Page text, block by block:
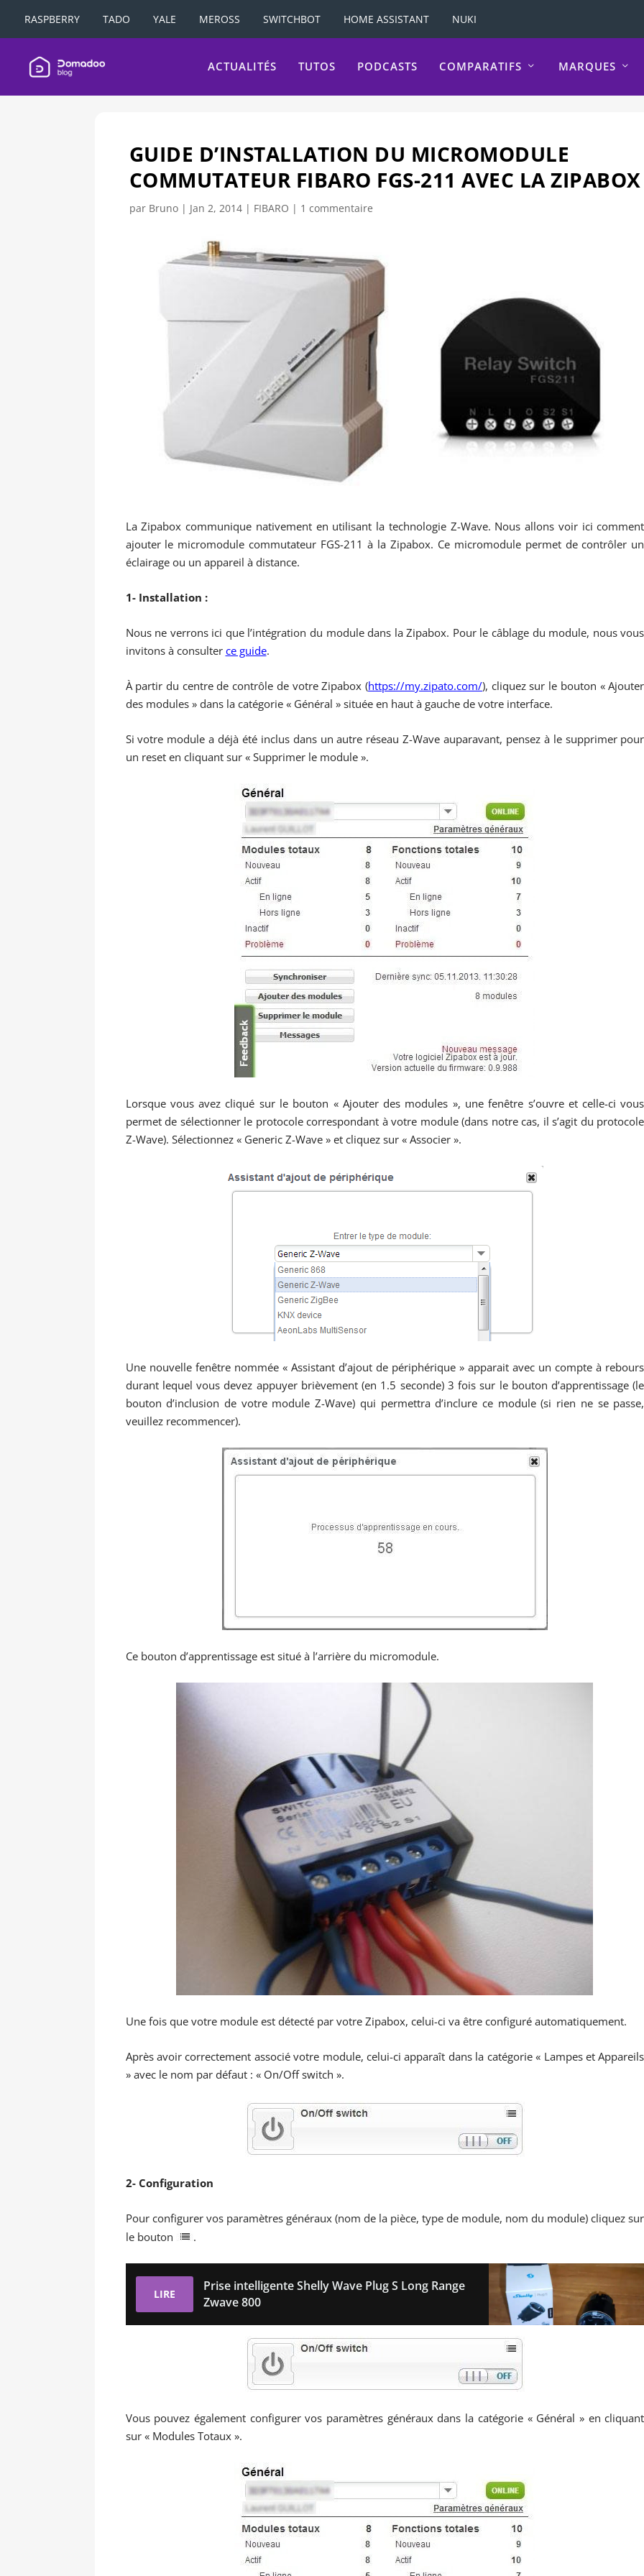
RASPBERRY TADO YALE MEROSS SWITCHBOT HOME ASSISTANT NUKI
ACTUALITÉS TUTOS PODCASTS COMPARATIFS MARQUES
GUIDE D’INSTALLATION DU MICROMODULE
COMMUTATEUR FIBARO FGS-211 AVEC LA ZIPABOX
par Bruno| Jan 2, 2014| FIBARO | 1 commentaire
La Zipabox communique nativement en utilisant la technologie Z-Wave. Nous allons voir ici comment
ajouter le micromodule commutateur FGS-211 à la Zipabox. Ce micromodule permet de contrôler un
éclairage ou un appareil à distance.
1- Installation :
Nous ne verrons ici que l’intégration du module dans la Zipabox. Pour le câblage du module, nous vous
invitons à consulter ce guide.
À partir du centre de contrôle de votre Zipabox (https://my.zipato.com/), cliquez sur le bouton « Ajouter
des modules » dans la catégorie « Général » située en haut à gauche de votre interface.
Si votre module a déjà été inclus dans un autre réseau Z-Wave auparavant, pensez à le supprimer pour
un reset en cliquant sur « Supprimer le module ».
Lorsque vous avez cliqué sur le bouton « Ajouter des modules », une fenêtre s’ouvre et celle-ci vous
permet de sélectionner le protocole correspondant à votre module (dans notre cas, il s’agit du protocole
Z-Wave). Sélectionnez « Generic Z-Wave » et cliquez sur « Associer ».
Une nouvelle fenêtre nommée « Assistant d’ajout de périphérique » apparait avec un compte à rebours
durant lequel vous devez appuyer brièvement (en 1.5 seconde) 3 fois sur le bouton d’apprentissage (le
bouton d’inclusion de votre module Z-Wave) qui permettra d’inclure ce module (si rien ne se passe,
veuillez recommencer).
Ce bouton d’apprentissage est situé à l’arrière du micromodule.
Une fois que votre module est détecté par votre Zipabox, celui-ci va être configuré automatiquement.
Après avoir correctement associé votre module, celui-ci apparaît dans la catégorie « Lampes et Appareils
» avec le nom par défaut : « On/Off switch ».
2- Configuration
Pour configurer vos paramètres généraux (nom de la pièce, type de module, nom du module) cliquez sur
le bouton
.
LIRE
Prise intelligente Shelly Wave Plug S Long Range
Zwave 800
Vous pouvez également configurer vos paramètres généraux dans la catégorie « Général » en cliquant
sur « Modules Totaux ».